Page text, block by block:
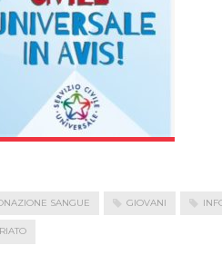
SANGUE GIOVANI